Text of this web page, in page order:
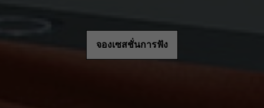
จองเซสชั่นการฟัง